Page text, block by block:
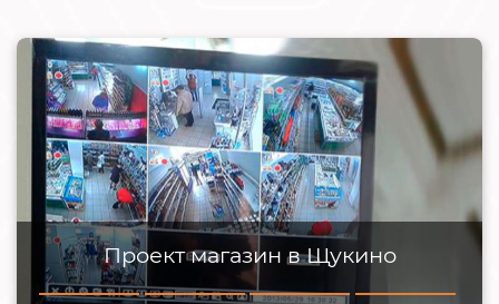
Проект магазин в Щукино